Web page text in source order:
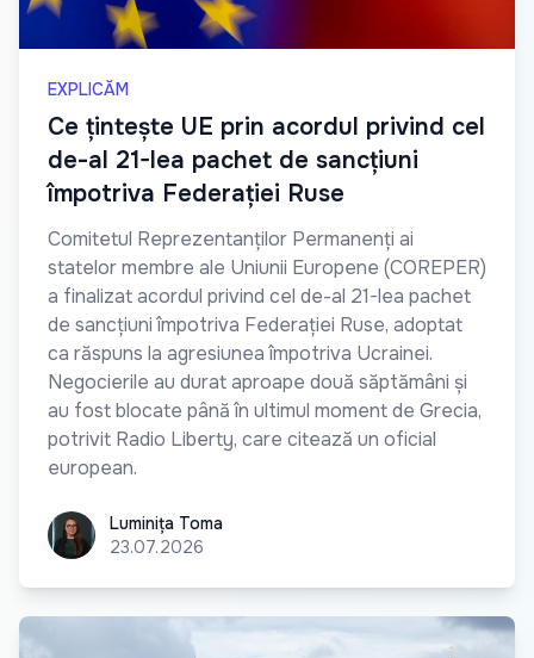
EXPLICĂM
Ce țintește UE prin acordul privind cel
de-al 21-lea pachet de sancțiuni
împotriva Federației Ruse
Comitetul Reprezentanților Permanenți ai
statelor membre ale Uniunii Europene (COREPER)
a finalizat acordul privind cel de-al 21-lea pachet
de sancțiuni împotriva Federației Ruse, adoptat
ca răspuns la agresiunea împotriva Ucrainei.
Negocierile au durat aproape două săptămâni și
au fost blocate până în ultimul moment de Grecia,
potrivit Radio Liberty, care citează un oficial
european.
Luminița Toma
Luminița Toma
23.07.2026